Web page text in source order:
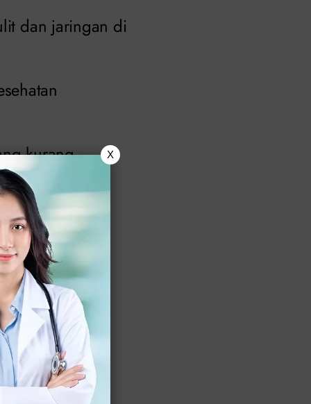
dan jaringan di
kurang
penyakit
fungsi dan
X